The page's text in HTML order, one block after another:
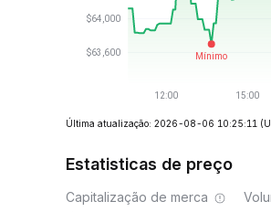
Última atualização: 2026-08-06 10:25:11
Estatisticas de preço
Capitalização de merca